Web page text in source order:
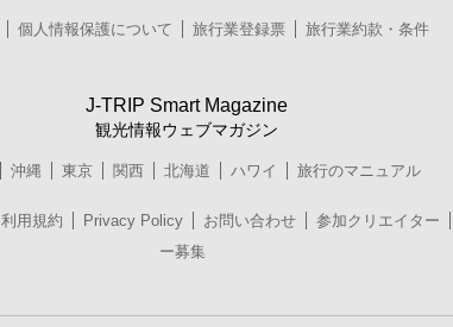
個人情報保護について 旅行業登録票 旅行業約款・条件
J-TRIP Smart Magazine
観光情報ウェブマガジン
沖縄 東京 関西 北海道 ハワイ 旅行のマニュアル
利用規約 Privacy Policy お問い合わせ 参加クリエイター
ー募集